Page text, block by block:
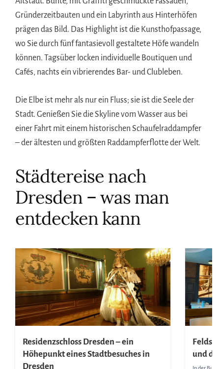
Gründerzeitbauten und ein Labyrinth aus Hinterhöfen
prägen das Bild. Das Highlight ist die Kunsthofpassage,
wo Sie durch fünf fantasievoll gestaltete Höfe wandeln
können. Tagsüber locken individuelle Boutiquen und
Cafés, nachts ein vibrierendes Bar- und Clubleben.
Die Elbe ist mehr als nur ein Fluss; sie ist die Seele der
Stadt. Genießen Sie die Skyline vom Wasser aus bei
einer Fahrt mit einem historischen Schaufelraddampfer
– der ältesten und größten Raddampferflotte der Welt.
Städtereise nach
Dresden – was man
entdecken kann
Residenzschloss Dresden – ein
Höhepunkt eines Stadtbesuches in
Dresden
und